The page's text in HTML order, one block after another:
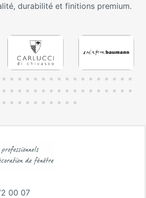
durabilité et finitions premium.
00 07